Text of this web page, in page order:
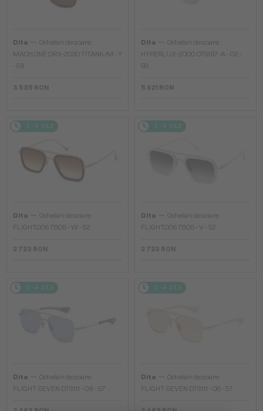
Dita
Ochelari de soare
MACH ONE DRX-2030 TITANIUM - Y
- 59
3 535 RON
Dita
Ochelari de soare
HYPERLUX-2000 DTS197-A - 02 -
58
5 621 RON
2-4 ZILE
Dita
Ochelari de soare
FLIGHT.006 7806 - W - 52
2 723 RON
2-4 ZILE
Dita
Ochelari de soare
FLIGHT.006 7806 - V - 52
2 723 RON
2-4 ZILE
Dita
Ochelari de soare
FLIGHT-SEVEN DTS111 - 09 - 57
2-4 ZILE
Dita
Ochelari de soare
FLIGHT-SEVEN DTS111 - 08 - 57